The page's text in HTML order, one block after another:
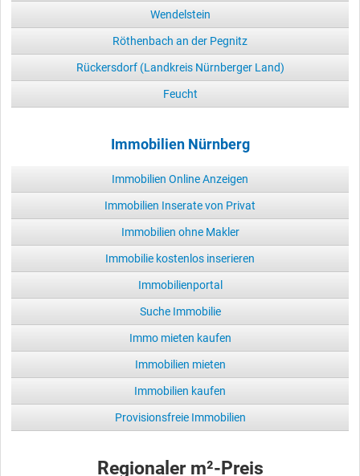
Wendelstein
Röthenbach an der Pegnitz
Rückersdorf (Landkreis Nürnberger Land)
Feucht
Immobilien Nürnberg
Immobilien Online Anzeigen
Immobilien Inserate von Privat
Immobilien ohne Makler
Immobilie kostenlos inserieren
Immobilienportal
Suche Immobilie
Immo mieten kaufen
Immobilien mieten
Immobilien kaufen
Provisionsfreie Immobilien
Regionaler m²-Preis